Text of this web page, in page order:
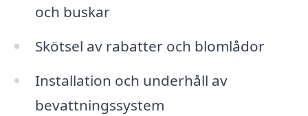
och buskar
Skötsel av rabatter och blomlådor
Installation och underhåll av
bevattningssystem